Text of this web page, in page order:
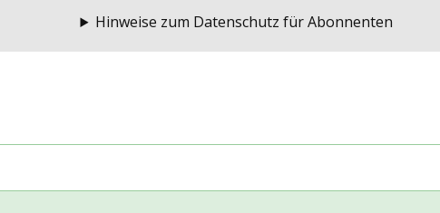
Hinweise zum Datenschutz für Abonnenten